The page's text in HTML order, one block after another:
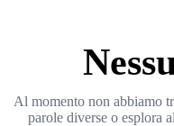
Al momento non abbiamo
parole diverse o esplora